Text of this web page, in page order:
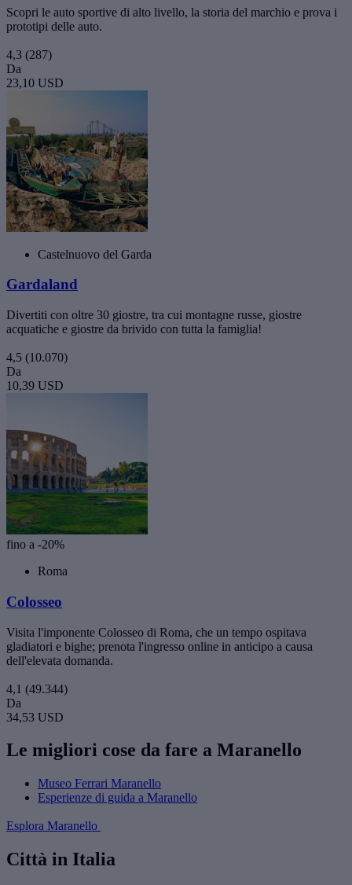
Scopri le auto sportive di alto livello, la storia del marchio e prova i
prototipi delle auto.
4,3 (287)
Da
23,10 USD
Castelnuovo del Garda
Gardaland
Divertiti con oltre 30 giostre, tra cui montagne russe, giostre
acquatiche e giostre da brivido con tutta la famiglia!
4,5 (10.070)
Da
10,39 USD
fino a -20%
Roma
Colosseo
Visita l'imponente Colosseo di Roma, che un tempo ospitava
gladiatori e bighe; prenota l'ingresso online in anticipo a causa
dell'elevata domanda.
4,1 (49.344)
Da
34,53 USD
Le migliori cose da fare a Maranello
Museo Ferrari Maranello
Esperienze di guida a Maranello
Esplora Maranello
Città in Italia